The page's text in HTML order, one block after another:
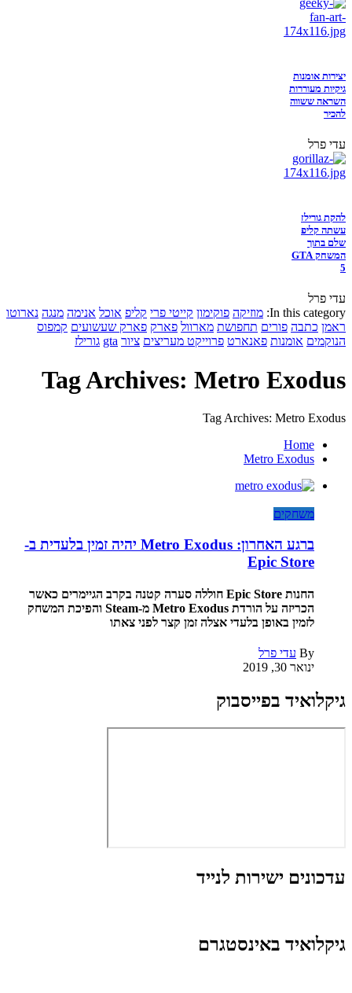
יצירות אומנות
גיקיות מעוררות
השראה ששווה
להכיר
עדי פרל
להקת גורילז
עשתה קליפ
שלם בתוך
המשחק GTA
5
עדי פרל
In this category: מוזיקה פוקימון קייטי פרי קליפ אוכל אנימה מנגה נארוטו
ראמן כתבה פורים תחפושת מארוול פארק פארק שעשועים קמפוס
הנוקמים אומנות פאנארט פרוייקט מעריצים ציור gta גורילז
Tag Archives: Metro Exodus
Tag Archives: Metro Exodus
Home
Metro Exodus
משחקים
ברגע האחרון: Metro Exodus יהיה זמין בלעדית ב-
Epic Store
החנות Epic Store חוללה סערה קטנה בקרב הגיימרים כאשר
הכריזה על הורדת Metro Exodus מ-Steam והפיכת המשחק
לזמין באופן בלעדי אצלה זמן קצר לפני צאתו
By עדי פרל
ינואר 30, 2019
גיקלואיד בפייסבוק
עדכונים ישירות לנייד
גיקלואיד באינסטגרם